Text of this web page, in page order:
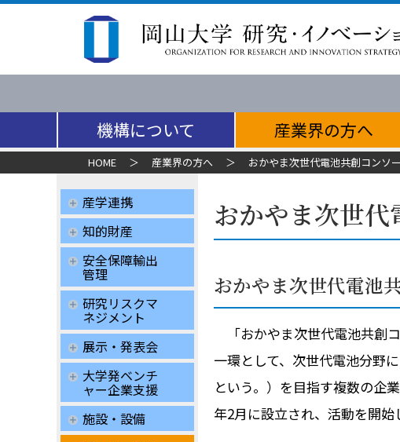
機構について 産業界の方へ
HOME ＞ 産業界の方へ ＞ おかやま次世代電池共創コンソ
おかやま次世代
おかやま次世代電池
「おかやま次世代電池共創
一環として、次世代電池分野
という。）を目指す複数の企
年2月に設立され、活動を開始
産学連携
知的財産
安全保障輸出
管理
研究リスクマ
ネジメント
展示・発表会
大学発ベンチ
ャー企業支援
施設・設備